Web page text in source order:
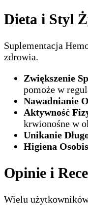
Dieta i Styl
Suplementacja
zdrowia.
Zwiększenie
pomoże w
Nawadnianie
Aktywność
krwionośne w
Unikanie
Higiena
Opinie i
Wielu